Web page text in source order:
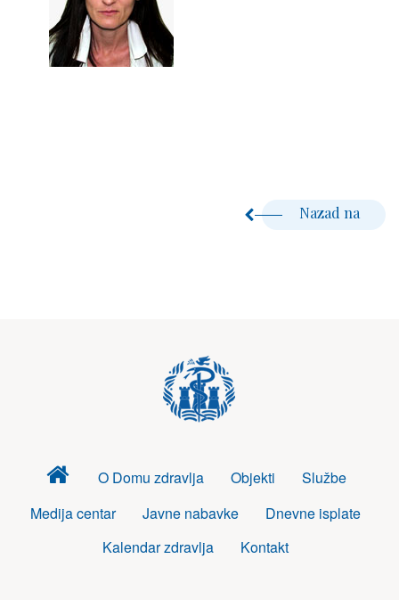
Nazad na
Dom
zdravlja
O Domu zdravlja Objekti
Službe
Medija centar
Javne nabavke
Dnevne isplate
Kalendar zdravlja
Kontakt